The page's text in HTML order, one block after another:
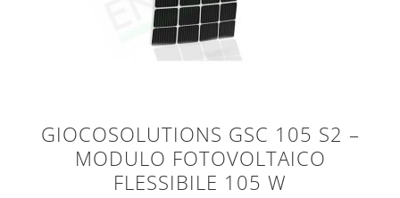
GIOCOSOLUTIONS GSC 105 S2 –
MODULO FOTOVOLTAICO
FLESSIBILE 105 W